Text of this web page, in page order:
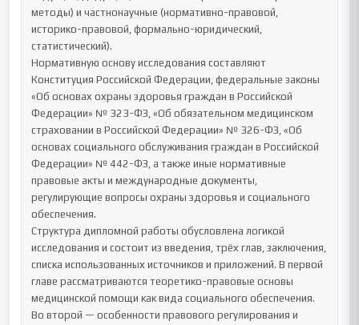
методы) и частнонаучные (нормативно-правовой,
историко-правовой, формально-юридический,
статистический).
Нормативную основу исследования составляют
Конституция Российской Федерации, федеральные законы
«Об основах охраны здоровья граждан в Российской
Федерации» № 323-ФЗ, «Об обязательном медицинском
страховании в Российской Федерации» № 326-ФЗ, «Об
основах социального обслуживания граждан в Российской
Федерации» № 442-ФЗ, а также иные нормативные
правовые акты и международные документы,
регулирующие вопросы охраны здоровья и социального
обеспечения.
Структура дипломной работы обусловлена логикой
исследования и состоит из введения, трёх глав, заключения,
списка использованных источников и приложений. В первой
главе рассматриваются теоретико-правовые основы
медицинской помощи как вида социального обеспечения.
Во второй — особенности правового регулирования и